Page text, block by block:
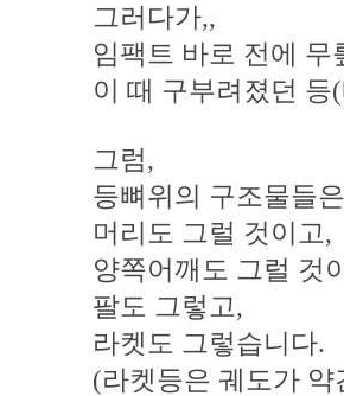
그러다가,,
임팩트 바로 전에 무
이 때 구부려졌던
그럼,
등뼈위의 구조물들
머리도 그럴 것이고,
양쪽어깨도 그럴 것
팔도 그렇고,
라켓도 그렇습니다.
(라켓등은 궤도가 약